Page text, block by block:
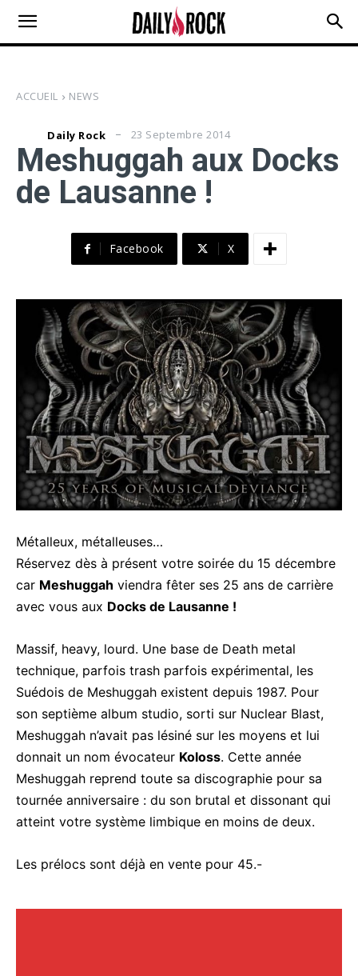
ACCUEIL NEWS
Daily Rock 23 Septembre 2014
Meshuggah aux Docks
de Lausanne !
Facebook X
Métalleux, métalleuses…
Réservez dès à présent votre soirée du 15 décembre
car Meshuggah viendra fêter ses 25 ans de carrière
avec vous aux Docks de Lausanne !
Massif, heavy, lourd. Une base de Death metal
technique, parfois trash parfois expérimental, les
Suédois de Meshuggah existent depuis 1987. Pour
son septième album studio, sorti sur Nuclear Blast,
Meshuggah n’avait pas lésiné sur les moyens et lui
donnait un nom évocateur Koloss. Cette année
Meshuggah reprend toute sa discographie pour sa
tournée anniversaire : du son brutal et dissonant qui
atteint votre système limbique en moins de deux.
Les prélocs sont déjà en vente pour 45.-